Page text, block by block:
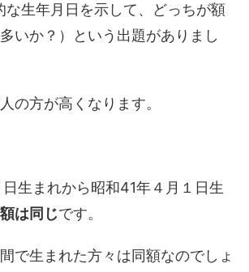
生年月日を示して、どっちが額
いか？）という出題がありまし
の方が高くなります。
生まれから昭和41年４月１日生
は同じです。
で生まれた方々は同額なのでしょ